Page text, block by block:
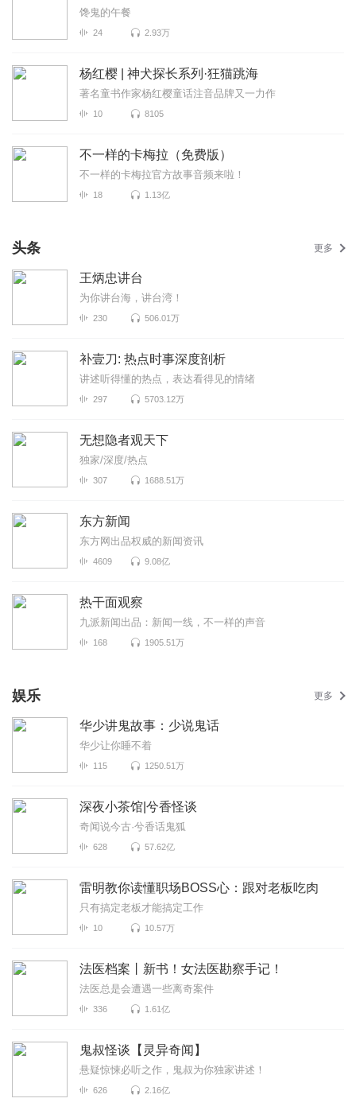
馋鬼的午餐
24 2.93万
杨红樱 | 神犬探长系列·狂猫跳海
著名童书作家杨红樱童话注音品牌又一力作
10 8105
不一样的卡梅拉（免费版）
不一样的卡梅拉官方故事音频来啦！
18 1.13亿
头条 更多
王炳忠讲台
为你讲台海，讲台湾！
230 506.01万
补壹刀: 热点时事深度剖析
讲述听得懂的热点，表达看得见的情绪
297 5703.12万
无想隐者观天下
独家/深度/热点
307 1688.51万
东方新闻
东方网出品权威的新闻资讯
4609 9.08亿
热干面观察
九派新闻出品：新闻一线，不一样的声音
168 1905.51万
娱乐 更多
华少讲鬼故事：少说鬼话
华少让你睡不着
115 1250.51万
深夜小茶馆|兮香怪谈
奇闻说今古·兮香话鬼狐
628 57.62亿
雷明教你读懂职场BOSS心：跟对老板吃肉
只有搞定老板才能搞定工作
10 10.57万
法医档案丨新书！女法医勘察手记！
法医总是会遭遇一些离奇案件
336 1.61亿
鬼叔怪谈【灵异奇闻】
悬疑惊悚必听之作，鬼叔为你独家讲述！
626 2.16亿